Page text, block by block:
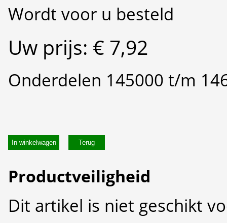
Wordt voor u besteld
Uw prijs: € 7,92
Onderdelen 145000 t/m
In winkelwagen
Productveiligheid
Dit artikel is niet geschikt